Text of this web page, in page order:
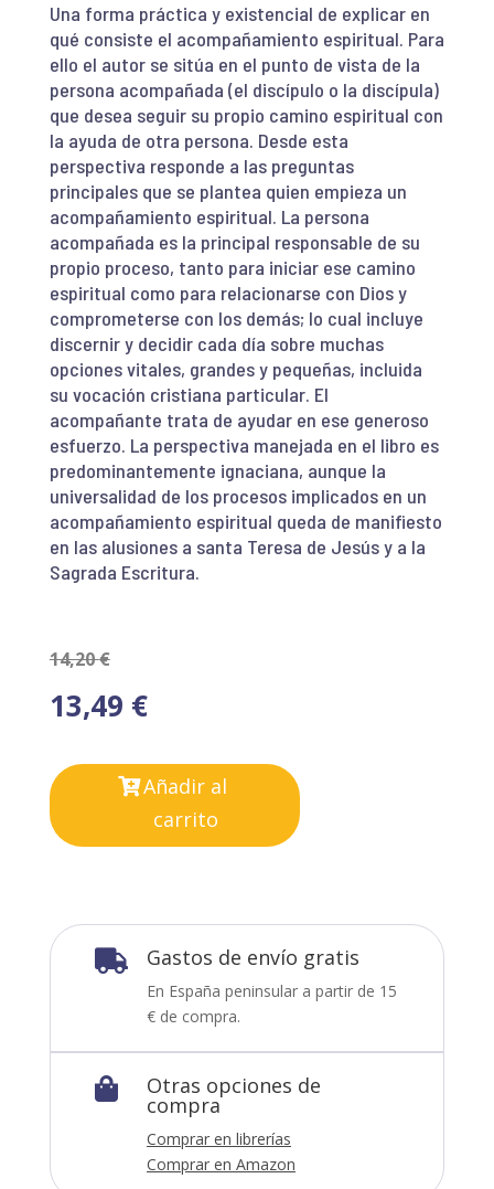
Una forma práctica y existencial de explicar en
qué consiste el acompañamiento espiritual. Para
ello el autor se sitúa en el punto de vista de la
persona acompañada (el discípulo o la discípula)
que desea seguir su propio camino espiritual con
la ayuda de otra persona. Desde esta
perspectiva responde a las preguntas
principales que se plantea quien empieza un
acompañamiento espiritual. La persona
acompañada es la principal responsable de su
propio proceso, tanto para iniciar ese camino
espiritual como para relacionarse con Dios y
comprometerse con los demás; lo cual incluye
discernir y decidir cada día sobre muchas
opciones vitales, grandes y pequeñas, incluida
su vocación cristiana particular. El
acompañante trata de ayudar en ese generoso
esfuerzo. La perspectiva manejada en el libro es
predominantemente ignaciana, aunque la
universalidad de los procesos implicados en un
acompañamiento espiritual queda de manifiesto
en las alusiones a santa Teresa de Jesús y a la
Sagrada Escritura.
14,20€
13,49 €
Añadir al
carrito
 Gastos de envío gratis
En España peninsular a partir de 15
€ de compra.
 Otras opciones de
compra
Comprar en librerías
Comprar en Amazon